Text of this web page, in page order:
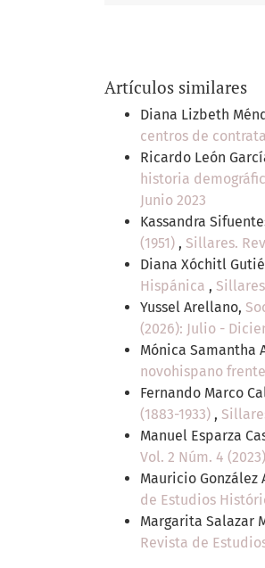
Artículos similares
Diana Lizbeth
centros de
Ricardo León
historia
Junio 2023
Kassandra
(1951) , Sillares.
Diana Xóchitl
Hispánica ,
Yussel Arellano,
(2026): Julio -
Mónica Samantha
novohispano
Fernando Marco
(1883-1933) ,
Manuel Esparza
Vol. 2 Núm. 4
Mauricio González
de Estudios
Margarita Salazar
Revista de